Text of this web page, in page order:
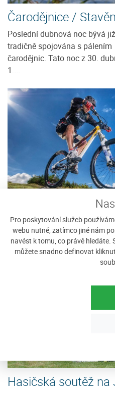
Pro poskytování služeb
webu nutné, zatímco jiné nám
navést k tomu, co právě hledáte.
můžete snadno definovat
Čarodějnice /
Poslední dubnová noc bývá již
tradičně spojována s pálením
čarodějnic. Tato noc z 30.
1....
Vítání 1. Máje /
Hasičská soutěž na